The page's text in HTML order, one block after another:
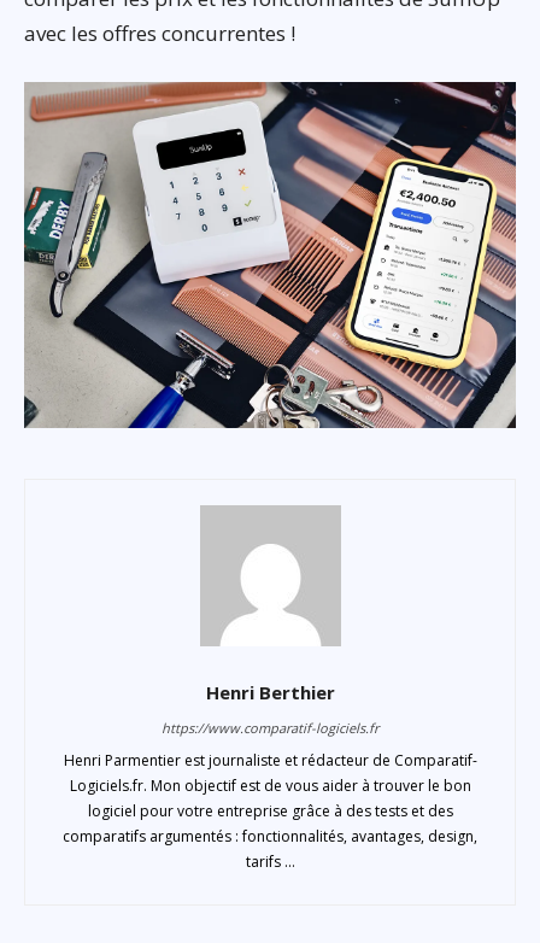
avec les offres concurrentes !
Henri Berthier
https://www.comparatif-logiciels.fr
Henri Parmentier est journaliste et rédacteur de Comparatif-
Logiciels.fr. Mon objectif est de vous aider à trouver le bon
logiciel pour votre entreprise grâce à des tests et des
comparatifs argumentés : fonctionnalités, avantages, design,
tarifs ...